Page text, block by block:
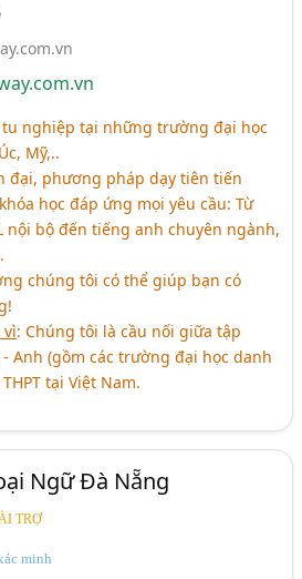
nghiệp tại những trường đại học
Mỹ,..
đại, phương pháp dạy tiên tiến
học đáp ứng mọi yêu cầu: Từ
nội bộ đến tiếng anh chuyên ngành,
chúng tôi có thể giúp bạn có
: Chúng tôi là cầu nối giữa tập
Anh (gồm các trường đại học danh
tại Việt Nam.
Ngữ Đà Nẵng
TRỢ
minh